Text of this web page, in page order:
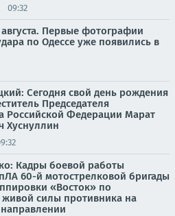
09:32
Первые фотографии
по Одессе уже появились в
Сегодня свой день рождения
Председателя
Российской Федерации Марат
Хуснуллин
Кадры боевой работы
60-й мотострелковой бригады
«Восток» по
силы противника на